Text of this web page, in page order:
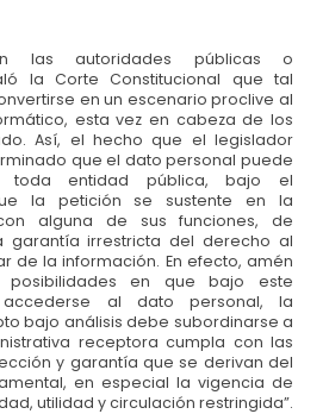
las autoridades públicas o
la Corte Constitucional que tal
en un escenario proclive al
esta vez en cabeza de los
Así, el hecho que el legislador
que el dato personal puede
toda entidad pública, bajo el
la petición se sustente en la
alguna de sus funciones, de
garantía irrestricta del derecho al
de la información. En efecto, amén
en que bajo este
al dato personal, la
bajo análisis debe subordinarse a
receptora cumpla con las
y garantía que se derivan del
en especial la vigencia de
utilidad y circulación restringida”.